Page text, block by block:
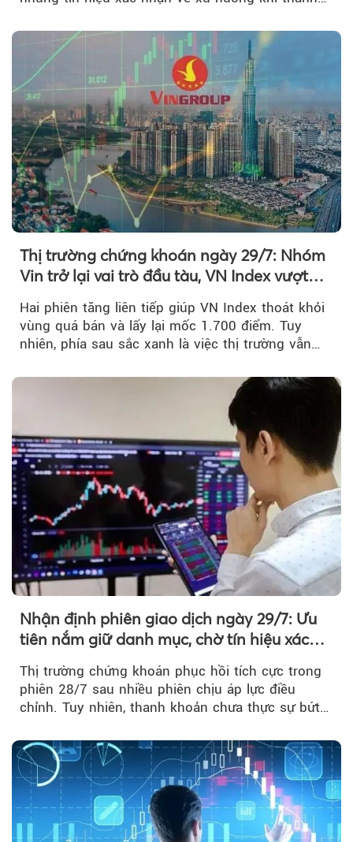
Thị trường chứng khoán ngày 29/7: Nhóm
Vin trở lại vai trò đầu tàu, VN Index vượt
Hai phiên tăng liên tiếp giúp VN Index thoát khỏi
vùng quá bán và lấy lại mốc 1.700 điểm. Tuy
nhiên, phía sau sắc xanh là việc thị trường vẫn
tiền vẫn chưa thực sự trở lại.
Nhận định phiên giao dịch ngày 29/7: Ưu
tiên nắm giữ danh mục, chờ tín hiệu xác
Thị trường chứng khoán phục hồi tích cực trong
phiên 28/7 sau nhiều phiên chịu áp lực điều
chỉnh. Tuy nhiên, thanh khoản chưa thực sự bứt